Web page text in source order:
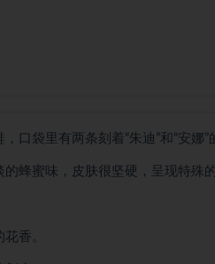
袋里有两条刻着“朱迪”和“安娜”
蜂蜜味，皮肤很坚硬，呈现特殊的
香。